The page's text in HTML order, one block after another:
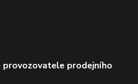
provozovatele prodejního